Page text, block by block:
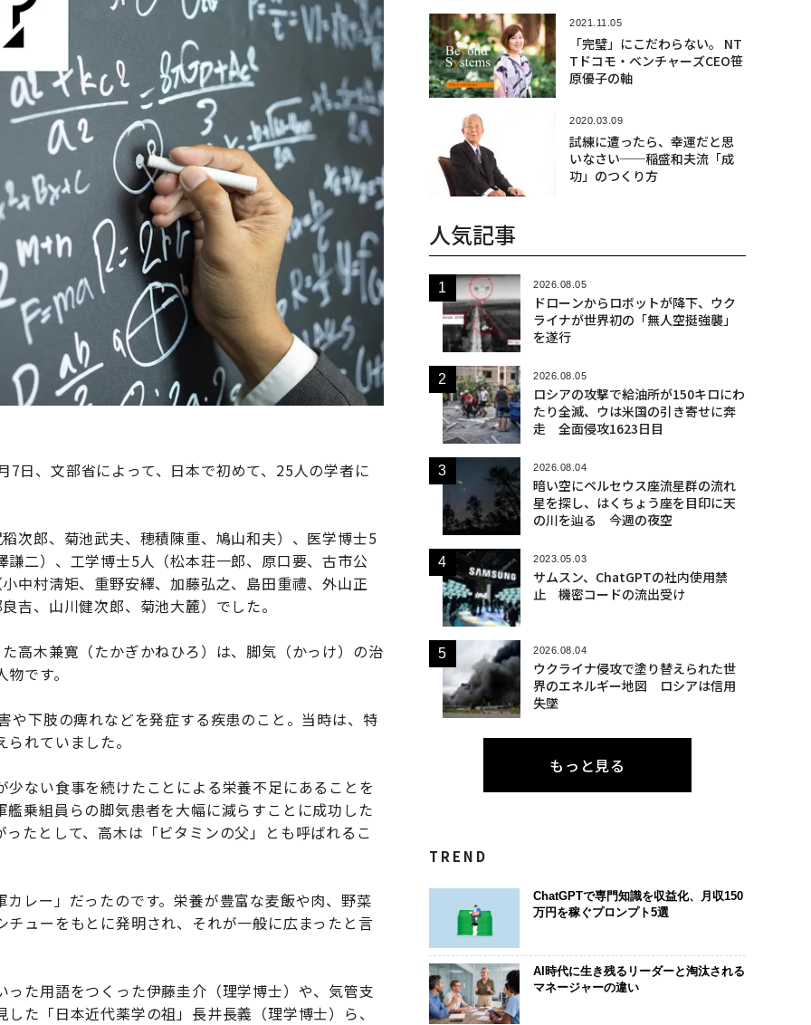
日、文部省によって、日本で初めて、25人の学者に
次郎、菊池武夫、穂積陳重、鳩山和夫）、医学博士5
二）、工学博士5人（松本荘一郎、原口要、古市公
中村淸矩、重野安繹、加藤弘之、島田重禮、外山正
吉、山川健次郎、菊池大麓）でした。
高木兼寛（たかぎかねひろ）は、脚気（かっけ）の治
です。
や下肢の痺れなどを発症する疾患のこと。当時は、特
れていました。
ない食事を続けたことによる栄養不足にあることを
乗組員らの脚気患者を大幅に減らすことに成功した
たとして、高木は「ビタミンの父」とも呼ばれるこ
レー」だったのです。栄養が豊富な麦飯や肉、野菜
ューをもとに発明され、それが一般に広まったと言
た用語をつくった伊藤圭介（理学博士）や、気管支
た「日本近代薬学の祖」長井長義（理学博士）ら、
2021.11.05
「完璧」にこだわらない。 NT
Tドコモ・ベンチャーズCEO笹
原優子の軸
2020.03.09
試練に遭ったら、幸運だと思
いなさい──稲盛和夫流「成
功」のつくり方
人気記事
2026.08.05
ドローンからロボットが降下、ウク
ライナが世界初の「無人空挺強襲」
を遂行
2026.08.05
ロシアの攻撃で給油所が150キロにわ
たり全滅、ウは米国の引き寄せに奔
走 全面侵攻1623日目
2026.08.04
暗い空にペルセウス座流星群の流れ
星を探し、はくちょう座を目印に天
の川を辿る 今週の夜空
2023.05.03
サムスン、ChatGPTの社内使用禁
止 機密コードの流出受け
2026.08.04
ウクライナ侵攻で塗り替えられた世
界のエネルギー地図 ロシアは信用
失墜
もっと見る
TREND
ChatGPTで専門知識を収益化、月収150
万円を稼ぐプロンプト5選
AI時代に生き残るリーダーと淘汰される
マネージャーの違い